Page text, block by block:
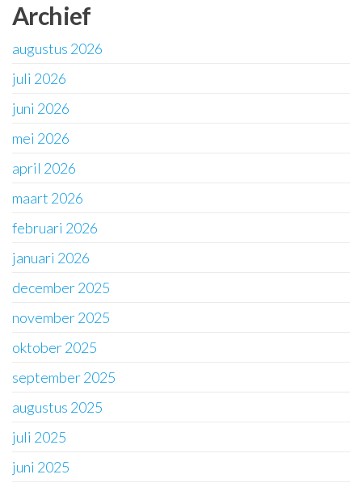
Archief
augustus 2026
juli 2026
juni 2026
mei 2026
april 2026
maart 2026
februari 2026
januari 2026
december 2025
november 2025
oktober 2025
september 2025
augustus 2025
juli 2025
juni 2025